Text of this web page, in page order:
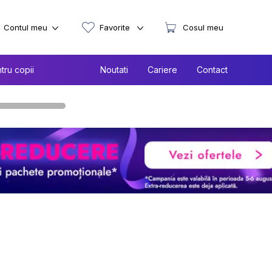
copii Noutati Cariere Contact
Contul meu Favorite Cosul meu